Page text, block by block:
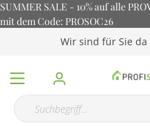
SUMMER SALE - 10% auf alle
mit dem Code: PROSOC26
Wir sind für Sie